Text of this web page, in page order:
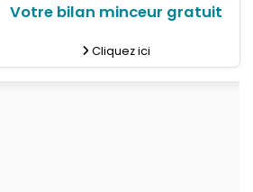
Votre bilan minceur gratuit
Cliquez ici